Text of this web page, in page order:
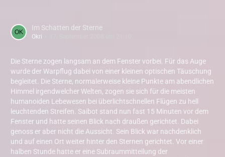
Im Schatten der Sterne
Okri
Die Sterne zogen langsam an dem Fenster vorbei. Für das Auge
wurde der Warpflug dabei von einer kleinen optischen Täuschung
begleitet. Die Sterne, normalerweise kleine Punkte am abendlichen
Himmel irgendwelcher Welten, zogen sie sich für die meisten
humanoiden Lebewesen bei überlichtschnellen Flügen zu hell
leuchtenden Streifen. Saibot stand nun fast 15 Minuten vor dem
Fenster und hatte seinen Blick nach draußen gerichtet. Dabei
genoss er aber nicht die Aussicht. Sein Blick war nachdenklich
und auf einen Ort weiter hinter den Sternen gerichtet. Vor einer
halben Stunde hatte er eine Subraummitteilung der